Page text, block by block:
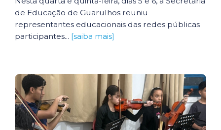
de Educação de Guarulhos reuniu
representantes educacionais das redes públicas
participantes... [saiba mais]